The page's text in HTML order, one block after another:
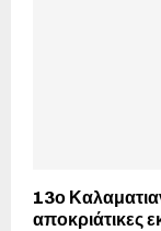
13ο
αποκριάτικες